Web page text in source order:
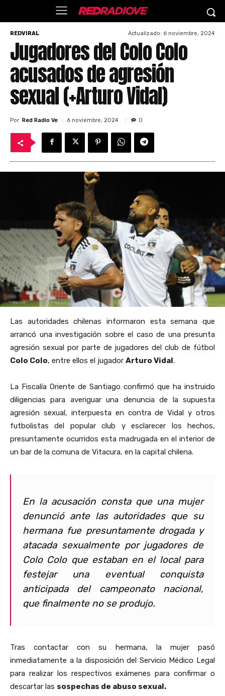
REDVIRAL Actualizado: 6 noviembre, 2024
Jugadores del Colo Colo
acusados de agresión
sexual (+Arturo Vidal)
Por Red Radio Ve 6 noviembre, 2024 0
Las autoridades chilenas informaron esta semana que
arrancó una investigación sobre el caso de una presunta
agresión sexual por parte de jugadores del club de fútbol
Colo Colo, entre ellos el jugador Arturo Vidal.
La Fiscalía Oriente de Santiago confirmó que ha instruido
diligencias para averiguar una denuncia de la supuesta
agresión sexual, interpuesta en contra de Vidal y otros
futbolistas del popular club y esclarecer los hechos,
presuntamente ocurridos esta madrugada en el interior de
un bar de la comuna de Vitacura, en la capital chilena.
En la acusación consta que una mujer
denunció ante las autoridades que su
hermana fue presuntamente drogada y
atacada sexualmente por jugadores de
Colo Colo que estaban en el local para
festejar una eventual conquista
anticipada del campeonato nacional,
que finalmente no se produjo.
Tras contactar con su hermana, la mujer pasó
inmediatamente a la disposición del Servicio Médico Legal
para realizar los respectivos exámenes para confirmar o
descartar las sospechas de abuso sexual.